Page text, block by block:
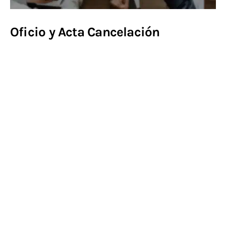
Nosotros
Contacto
Oficio y Acta Cancelación